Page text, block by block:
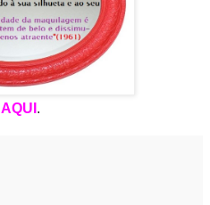
AQUI .